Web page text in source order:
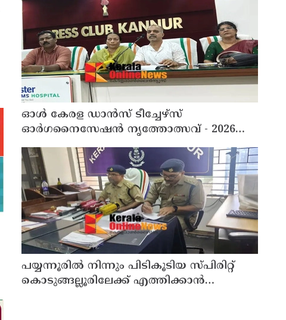
ഓൾ കേരള ഡാൻസ് ടീച്ചേഴ്സ്
ഓർഗനൈസേഷൻ നൃത്തോത്സവ് - 2026
എട്ടിന് കണ്ണൂരിൽ
പയ്യന്നൂരിൽ നിന്നും പിടികൂടിയ സ്പിരിറ്റ്
കൊടുങ്ങല്ലൂരിലേക്ക് എത്തിക്കാൻ